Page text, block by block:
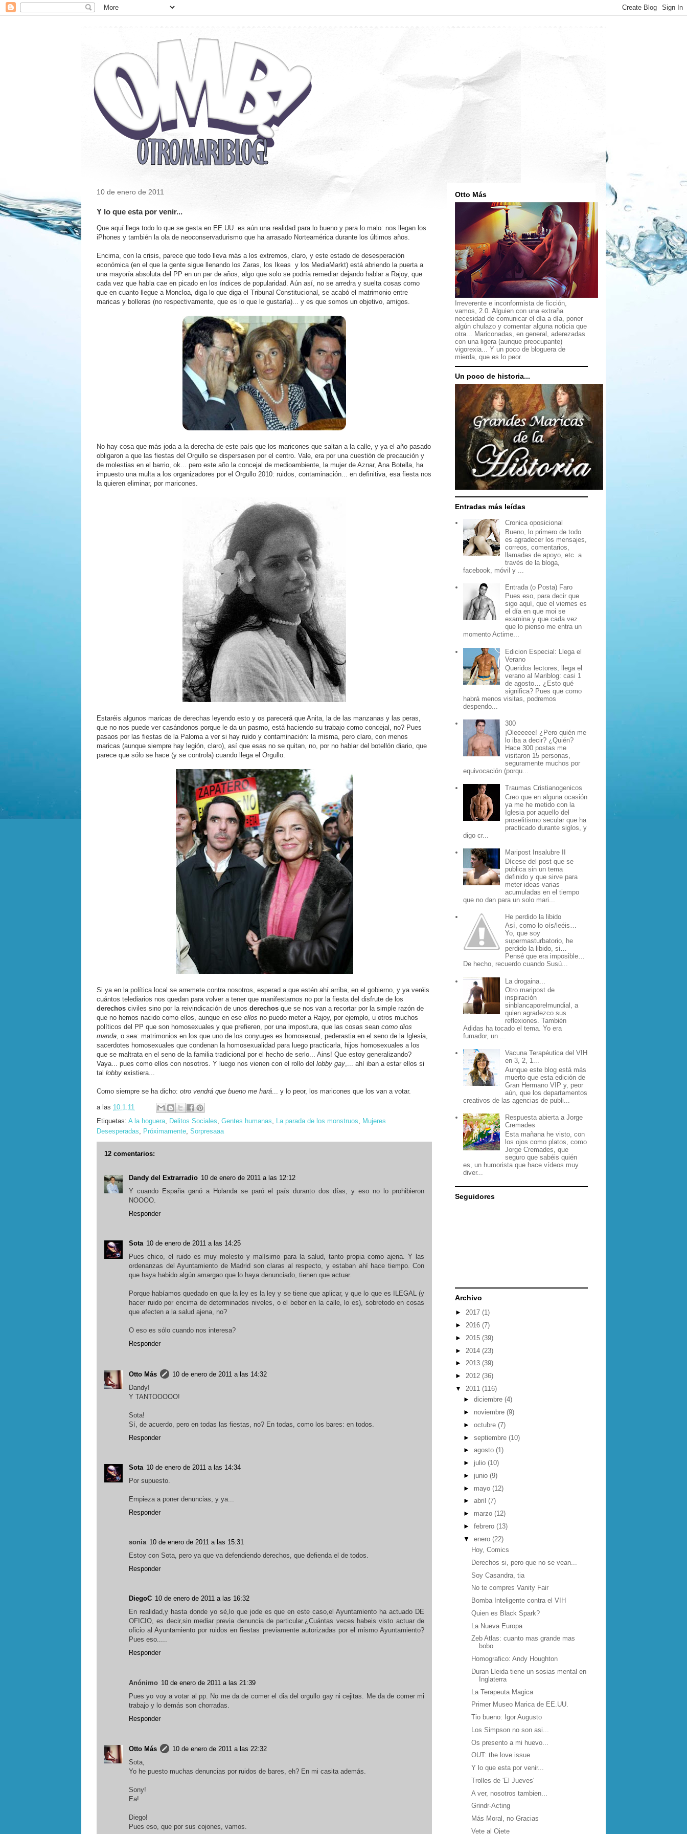
10 de enero de 2011
Y lo que esta por venir...
Que aquí llega todo lo que se gesta en EE.UU. es aún una realidad para lo bueno y para lo malo: nos llegan los
iPhones y también la ola de neoconservadurismo que ha arrasado Norteamérica durante los últimos años.
Encima, con la crisis, parece que todo lleva más a los extremos, claro, y este estado de desesperación
económica (en el que la gente sigue llenando los Zaras, los Ikeas y los MediaMarkt) está abriendo la puerta a
una mayoría absoluta del PP en un par de años, algo que solo se podría remediar dejando hablar a Rajoy, que
cada vez que habla cae en picado en los índices de popularidad. Aún así, no se arredra y suelta cosas como
que en cuanto llegue a Moncloa, diga lo que diga el Tribunal Constitucional, se acabó el matrimonio entre
maricas y bolleras (no respectivamente, que es lo que le gustaría)... y es que somos un objetivo, amigos.
No hay cosa que más joda a la derecha de este país que los maricones que saltan a la calle, y ya el año pasado
obligaron a que las fiestas del Orgullo se dispersasen por el centro. Vale, era por una cuestión de precaución y
de molestias en el barrio, ok... pero este año la concejal de medioambiente, la mujer de Aznar, Ana Botella, ha
impuesto una multa a los organizadores por el Orgullo 2010: ruidos, contaminación... en definitiva, esa fiesta nos
la quieren eliminar, por maricones.
Estaréis algunos maricas de derechas leyendo esto y os parecerá que Anita, la de las manzanas y las peras,
que no nos puede ver casándonos porque le da un pasmo, está haciendo su trabajo como concejal, no? Pues
pasaos por las fiestas de la Paloma a ver si hay ruido y contaminación: la misma, pero claro, con menos
maricas (aunque siempre hay legión, claro), así que esas no se quitan, no, por no hablar del botellón diario, que
parece que sólo se hace (y se controla) cuando llega el Orgullo.
Si ya en la política local se arremete contra nosotros, esperad a que estén ahí arriba, en el gobierno, y ya veréis
cuántos telediarios nos quedan para volver a tener que manifestarnos no por la fiesta del disfrute de los
derechos civiles sino por la reivindicación de unos derechos que se nos van a recortar por la simple razón de
que no hemos nacido como ellos, aunque en ese ellos no puedo meter a Rajoy, por ejemplo, u otros muchos
políticos del PP que son homosexuales y que prefieren, por una impostura, que las cosas sean como dios
manda, o sea: matrimonios en los que uno de los conyuges es homosexual, pederastia en el seno de la Iglesia,
sacerdotes homosexuales que condenan la homosexualidad para luego practicarla, hijos homosexuales a los
que se maltrata en el seno de la familia tradicional por el hecho de serlo... Ains! Que estoy generalizando?
Vaya... pues como ellos con nosotros. Y luego nos vienen con el rollo del lobby gay,... ahí iban a estar ellos si
tal lobby existiera...
Como siempre se ha dicho: otro vendrá que bueno me hará... y lo peor, los maricones que los van a votar.
a las 10.1.11
Etiquetas: A la hoguera, Delitos Sociales, Gentes humanas, La parada de los monstruos, Mujeres
Desesperadas, Próximamente, Sorpresaaa
12 comentarios:
Dandy del Extrarradio 10 de enero de 2011 a las 12:12
Y cuando España ganó a Holanda se paró el país duranto dos días, y eso no lo prohibieron
NOOOO.
Responder
Sota 10 de enero de 2011 a las 14:25
Pues chico, el ruido es muy molesto y malísimo para la salud, tanto propia como ajena. Y las
ordenanzas del Ayuntamiento de Madrid son claras al respecto, y estaban ahí hace tiempo. Con
que haya habido algún amargao que lo haya denunciado, tienen que actuar.
Porque habíamos quedado en que la ley es la ley y se tiene que aplicar, y que lo que es ILEGAL (y
hacer ruido por encima de determinados niveles, o el beber en la calle, lo es), sobretodo en cosas
que afecten a la salud ajena, no?
O eso es sólo cuando nos interesa?
Responder
Otto Más
10 de enero de 2011 a las 14:32
Dandy!
Y TANTOOOOO!
Sota!
Sí, de acuerdo, pero en todas las fiestas, no? En todas, como los bares: en todos.
Responder
Sota 10 de enero de 2011 a las 14:34
Por supuesto.
Empieza a poner denuncias, y ya...
Responder
sonia 10 de enero de 2011 a las 15:31
Estoy con Sota, pero ya que va defendiendo derechos, que defienda el de todos.
Responder
DiegoC 10 de enero de 2011 a las 16:32
En realidad,y hasta donde yo sé,lo que jode es que en este caso,el Ayuntamiento ha actuado DE
OFICIO, es decir,sin mediar previa denuncia de particular.¿Cuántas veces habeis visto actuar de
oficio al Ayuntamiento por ruidos en fiestas previamente autorizadas por el mismo Ayuntamiento?
Pues eso.....
Responder
Anónimo 10 de enero de 2011 a las 21:39
Pues yo voy a votar al pp. No me da de comer el dia del orgullo gay ni cejitas. Me da de comer mi
trabajo y lo demás son chorradas.
Responder
Otto Más
10 de enero de 2011 a las 22:32
Sota,
Yo he puesto muchas denuncias por ruidos de bares, eh? En mi casita además.
Sony!
Ea!
Diego!
Pues eso, que por sus cojones, vamos.
Otto Más
Irreverente e inconformista de ficción,
vamos, 2.0. Alguien con una extraña
necesidad de comunicar el día a día, poner
algún chulazo y comentar alguna noticia que
otra... Mariconadas, en general, aderezadas
con una ligera (aunque preocupante)
vigorexia... Y un poco de bloguera de
mierda, que es lo peor.
Un poco de historia...
Entradas más leídas
Cronica oposicional
Bueno, lo primero de todo
es agradecer los mensajes,
correos, comentarios,
llamadas de apoyo, etc. a
través de la bloga,
facebook, móvil y ...
Entrada (o Posta) Faro
Pues eso, para decir que
sigo aquí, que el viernes es
el día en que moi se
examina y que cada vez
que lo pienso me entra un
momento Actime...
Edicion Especial: Llega el
Verano
Queridos lectores, llega el
verano al Mariblog: casi 1
de agosto… ¿Esto qué
significa? Pues que como
habrá menos visitas, podremos
despendo...
300
¡Oleeeeee! ¿Pero quién me
lo iba a decir? ¿Quién?
Hace 300 postas me
visitaron 15 personas,
seguramente muchos por
equivocación (porqu...
Traumas Cristianogenicos
Creo que en alguna ocasión
ya me he metido con la
Iglesia por aquello del
proselitismo secular que ha
practicado durante siglos, y
digo cr...
Maripost Insalubre II
Dícese del post que se
publica sin un tema
definido y que sirve para
meter ideas varias
acumuladas en el tiempo
que no dan para un solo mari...
He perdido la libido
Así, como lo oís/leéis…
Yo, que soy
supermasturbatorio, he
perdido la libido, si…
Pensé que era imposible…
De hecho, recuerdo cuando Susú...
La drogaina...
Otro maripost de
inspiración
sinblancaporelmundial, a
quien agradezco sus
reflexiones. También
Adidas ha tocado el tema. Yo era
fumador, un ...
Vacuna Terapéutica del VIH
en 3, 2, 1...
Aunque este blog está más
muerto que esta edición de
Gran Hermano VIP y, peor
aún, que los departamentos
creativos de las agencias de publi...
Respuesta abierta a Jorge
Cremades
Esta mañana he visto, con
los ojos como platos, como
Jorge Cremades, que
seguro que sabéis quién
es, un humorista que hace vídeos muy
diver...
Seguidores
Archivo
► 2017 (1)
► 2016 (7)
► 2015 (39)
► 2014 (23)
► 2013 (39)
► 2012 (36)
▼ 2011 (116)
► diciembre (4)
► noviembre (9)
► octubre (7)
► septiembre (10)
► agosto (1)
► julio (10)
► junio (9)
► mayo (12)
► abril (7)
► marzo (12)
► febrero (13)
▼ enero (22)
Hoy, Comics
Derechos si, pero que no se vean...
Soy Casandra, tia
No te compres Vanity Fair
Bomba Inteligente contra el VIH
Quien es Black Spark?
La Nueva Europa
Zeb Atlas: cuanto mas grande mas
bobo
Homografico: Andy Houghton
Duran Lleida tiene un sosias mental en
Inglaterra
La Terapeuta Magica
Primer Museo Marica de EE.UU.
Tio bueno: Igor Augusto
Los Simpson no son asi...
Os presento a mi huevo...
OUT: the love issue
Y lo que esta por venir...
Trolles de 'El Jueves'
A ver, nosotros tambien...
Grindr-Acting
Más Moral, no Gracias
Vete al Ojete